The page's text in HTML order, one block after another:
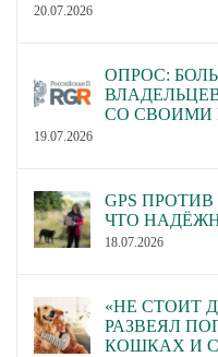
20.07.2026
ОПРОС:
СО
19.07.2026
GPS
ЧТО
18.07.2026
«НЕ СТОИТ
РАЗВЕЯЛ
КОШКАХ И